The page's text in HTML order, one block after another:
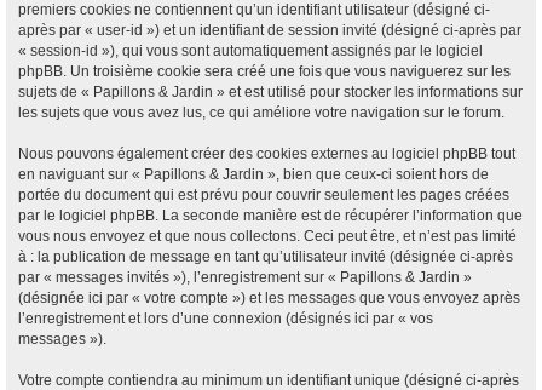
premiers cookies ne contiennent qu’un identifiant utilisateur (désigné ci-
après par « user-id ») et un identifiant de session invité (désigné ci-après par
« session-id »), qui vous sont automatiquement assignés par le logiciel
phpBB. Un troisième cookie sera créé une fois que vous naviguerez sur les
sujets de « Papillons & Jardin » et est utilisé pour stocker les informations sur
les sujets que vous avez lus, ce qui améliore votre navigation sur le forum.
Nous pouvons également créer des cookies externes au logiciel phpBB tout
en naviguant sur « Papillons & Jardin », bien que ceux-ci soient hors de
portée du document qui est prévu pour couvrir seulement les pages créées
par le logiciel phpBB. La seconde manière est de récupérer l’information que
vous nous envoyez et que nous collectons. Ceci peut être, et n’est pas limité
à : la publication de message en tant qu’utilisateur invité (désignée ci-après
par « messages invités »), l’enregistrement sur « Papillons & Jardin »
(désignée ici par « votre compte ») et les messages que vous envoyez après
l’enregistrement et lors d’une connexion (désignés ici par « vos
messages »).
Votre compte contiendra au minimum un identifiant unique (désigné ci-après